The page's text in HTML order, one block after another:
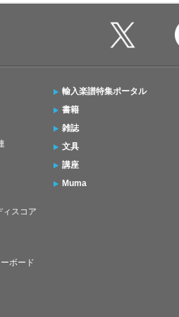
ィスコア
ボード
輸入楽譜特集ポータル
書籍
雑誌
文具
講座
Muma